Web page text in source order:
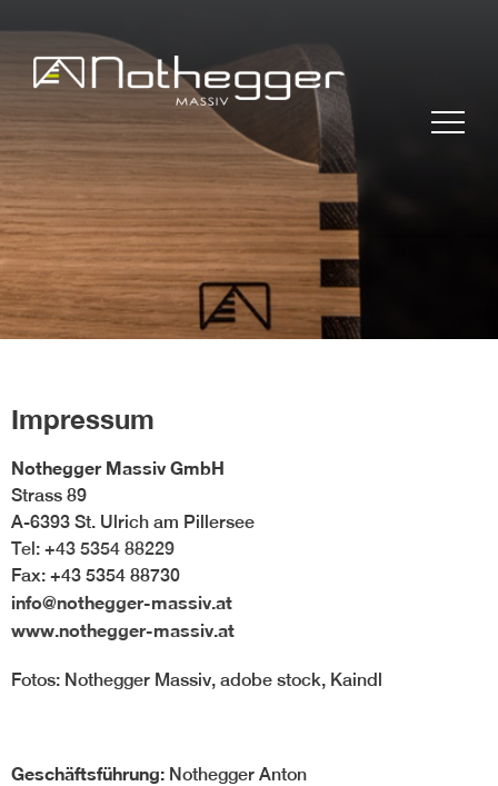
BLOG #37 Präzise
Innenausbau
Impressum
Nothegger Massiv GmbH
Strass 89
A-6393 St. Ulrich am Pillersee
Tel: +43 5354 88229
Fax: +43 5354 88730
info@nothegger-massiv.at
www.nothegger-massiv.at
Fotos: Nothegger Massiv, adobe stock, Kaindl
Geschäftsführung: Nothegger Anton